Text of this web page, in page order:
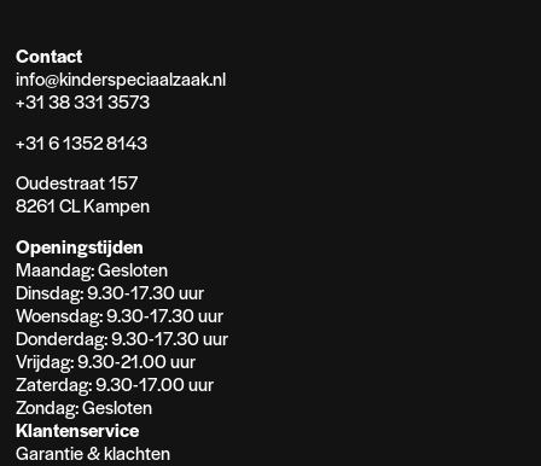
Contact
info@kinderspeciaalzaak.nl
+31 38 331 3573
+31 6 1352 8143
Oudestraat 157
8261 CL Kampen
Openingstijden
Maandag: Gesloten
Dinsdag: 9.30-17.30 uur
Woensdag: 9.30-17.30 uur
Donderdag: 9.30-17.30 uur
Vrijdag: 9.30-21.00 uur
Zaterdag: 9.30-17.00 uur
Zondag: Gesloten
Klantenservice
Garantie & klachten